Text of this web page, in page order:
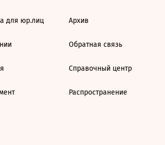
для юр.лиц Архив
Обратная связь
Справочный центр
Распространение